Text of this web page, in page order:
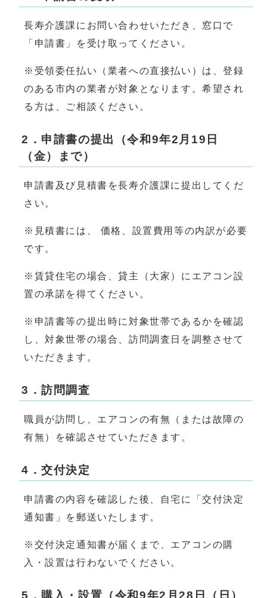
長寿介護課にお問い合わせいただき、窓口で
「申請書」を受け取ってください。
※受領委任払い（業者への直接払い）は、登録
のある市内の業者が対象となります。希望され
る方は、ご相談ください。
2．申請書の提出（令和9年2月19日
（金）まで）
申請書及び見積書を長寿介護課に提出してくだ
さい。
※見積書には、 価格、設置費用等の内訳が必要
です。
※賃貸住宅の場合、貸主（大家）にエアコン設
置の承諾を得てください。
※申請書等の提出時に対象世帯であるかを確認
し、対象世帯の場合、訪問調査日を調整させて
いただきます。
3．訪問調査
職員が訪問し、エアコンの有無（または故障の
有無）を確認させていただきます。
4．交付決定
申請書の内容を確認した後、自宅に「交付決定
通知書」を郵送いたします。
※交付決定通知書が届くまで、エアコンの購
入・設置は行わないでください。
5．購入・設置（令和9年2月28日（日）